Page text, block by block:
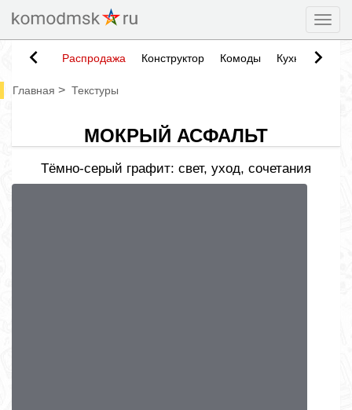
Распродажа Конструктор Комоды Кухни
Главная > Текстуры
МОКРЫЙ АСФАЛЬТ
Тёмно-серый графит: свет, уход, сочетания